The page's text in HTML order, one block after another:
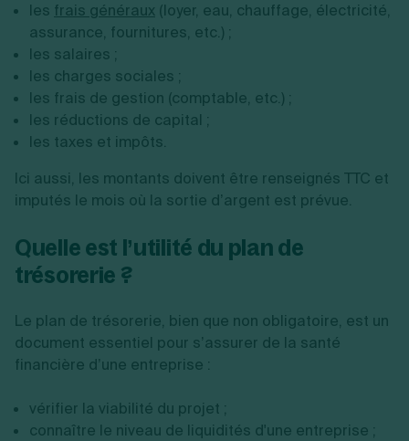
les frais généraux (loyer, eau, chauffage, électricité,
assurance, fournitures, etc.) ;
les salaires ;
les charges sociales ;
les frais de gestion (comptable, etc.) ;
les réductions de capital ;
les taxes et impôts.
Ici aussi, les montants doivent être renseignés TTC et
imputés le mois où la sortie d’argent est prévue.
Quelle est l’utilité du plan de
trésorerie ?
Le plan de trésorerie, bien que non obligatoire, est un
document essentiel pour s’assurer de la santé
financière d’une entreprise :
vérifier la viabilité du projet ;
connaître le niveau de liquidités d'une entreprise ;